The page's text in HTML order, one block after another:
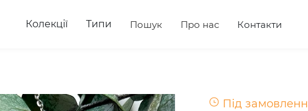
Колекції Типи Пошук Про нас Контакти
Під